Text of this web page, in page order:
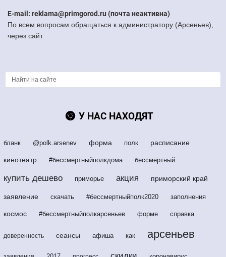
E-mail: reklama@primgorod.ru (почта неактивна)
По всем вопросам обращаться к администратору (Арсеньев),
через сайт.
У НАС НАХОДЯТ
бланк @polk.arsenev форма полк расписание
кинотеатр #бессмертныйполкдома бессмертный
купить дешево приморье акция приморский край
заявление скачать #бессмертныйполк2020 заполнения
космос #бессмертныйполкарсеньев форме справка
доверенность сеансы афиша как арсеньев